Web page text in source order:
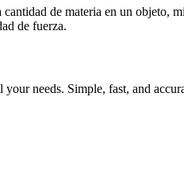
cantidad de materia en un objeto,
de fuerza.
needs. Simple, fast, and